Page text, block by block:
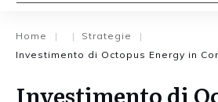
Home | | Strategie
|
Investimento di